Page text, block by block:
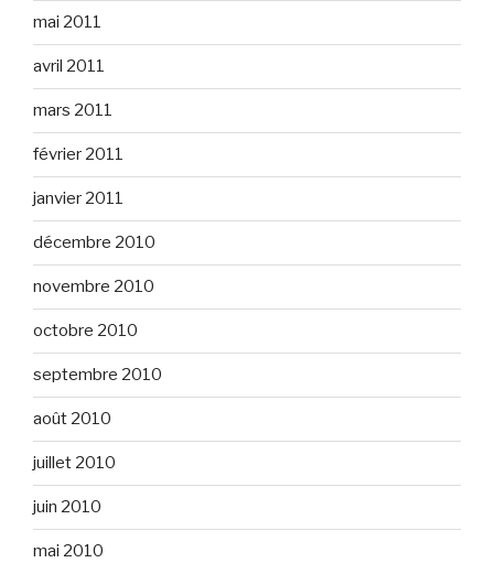
mai 2011
avril 2011
mars 2011
février 2011
janvier 2011
décembre 2010
novembre 2010
octobre 2010
septembre 2010
août 2010
juillet 2010
juin 2010
mai 2010